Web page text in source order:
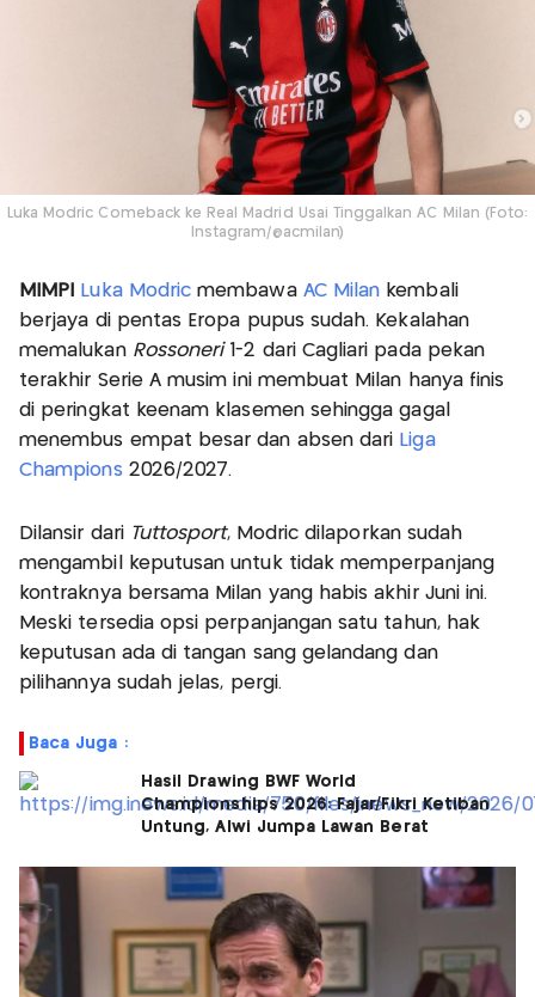
Luka Modric Comeback ke Real Madrid Usai Tinggalkan AC Milan (Foto:
Instagram/@acmilan)
MIMPI Luka Modric membawa AC Milan kembali
berjaya di pentas Eropa pupus sudah. Kekalahan
memalukan Rossoneri1-2 dari Cagliari pada pekan
terakhir Serie A musim ini membuat Milan hanya finis
di peringkat keenam klasemen sehingga gagal
menembus empat besar dan absen dari Liga
Champions 2026/2027.
Dilansir dari Tuttosport, Modric dilaporkan sudah
mengambil keputusan untuk tidak memperpanjang
kontraknya bersama Milan yang habis akhir Juni ini.
Meski tersedia opsi perpanjangan satu tahun, hak
keputusan ada di tangan sang gelandang dan
pilihannya sudah jelas, pergi.
Baca Juga :
Hasil Drawing BWF World
Championships 2026: Fajar/Fikri Ketiban
Untung, Alwi Jumpa Lawan Berat